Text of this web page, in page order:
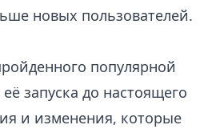
новых пользователей.
популярной
запуска до настоящего
и изменения, которые